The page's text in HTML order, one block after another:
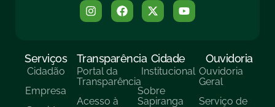
Serviços
Cidadão
Empresa
Transparência
Portal da
Transparência
Acesso à
Cidade
Institucional
Sobre
Sapiranga
Ouvidoria
Ouvidoria
Geral
Serviço de